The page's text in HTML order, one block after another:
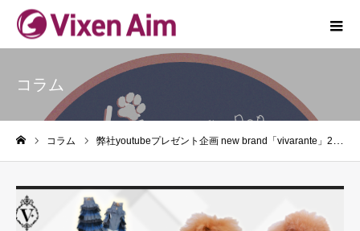
コラム
コラム 弊社youtubeプレゼント企画 new brand「vivarante」2回目